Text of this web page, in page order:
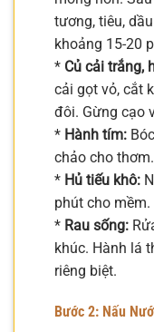
tương, tiêu,
khoảng 15-20
* Củ cải trắng,
cải gọt vỏ, cắt
đôi. Gừng cạo
* Hành tím:
chảo cho thơm.
* Hủ tiếu khô:
phút cho mềm.
* Rau sống:
khúc. Hành lá
riêng biệt.
Bước 2: Nấu